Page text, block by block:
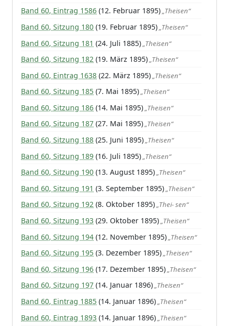
Band 60, Eintrag 1586 (12. Februar 1895)„Theisen“
Band 60, Sitzung 180 (19. Februar 1895)„Theisen“
Band 60, Sitzung 181 (24. Juli 1885) „Theisen“
Band 60, Sitzung 182 (19. März 1895)„Theisen“
Band 60, Eintrag 1638 (22. März 1895)„Theisen“
Band 60, Sitzung 185 (7. Mai 1895)„Theisen“
Band 60, Sitzung 186 (14. Mai 1895)„Theisen“
Band 60, Sitzung 187 (27. Mai 1895)„Theisen“
Band 60, Sitzung 188 (25. Juni 1895)„Theisen“
Band 60, Sitzung 189 (16. Juli 1895)„Theisen“
Band 60, Sitzung 190 (13. August 1895)„Theisen“
Band 60, Sitzung 191 (3. September 1895)„Theisen“
Band 60, Sitzung 192 (8. Oktober 1895)„Thei- sen“
Band 60, Sitzung 193 (29. Oktober 1895)„Theisen“
Band 60, Sitzung 194 (12. November 1895)„Theisen“
Band 60, Sitzung 195 (3. Dezember 1895)„Theisen“
Band 60, Sitzung 196 (17. Dezember 1895)„Theisen“
Band 60, Sitzung 197 (14. Januar 1896)„Theisen“
Band 60, Eintrag 1885 (14. Januar 1896)„Theisen“
Band 60, Eintrag 1893 (14. Januar 1896)„Theisen“